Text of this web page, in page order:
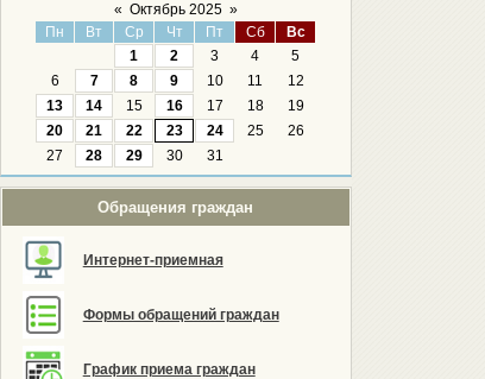
« Октябрь 2025 »
Пн
Вт Ср Чт Пт Сб
Вс
1
2 3 4
5
6
7 8 9 10 11
12
13
14 15 16 17 18
19
20
21 22 23 24 25
26
27
28 29 30 31
Обращения граждан
Интернет-приемная
Формы обращений граждан
График приема граждан